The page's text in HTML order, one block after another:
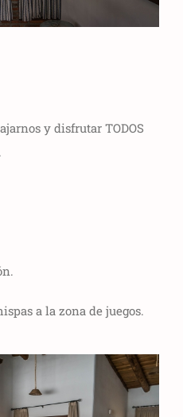
y disfrutar TODOS
a la zona de juegos.